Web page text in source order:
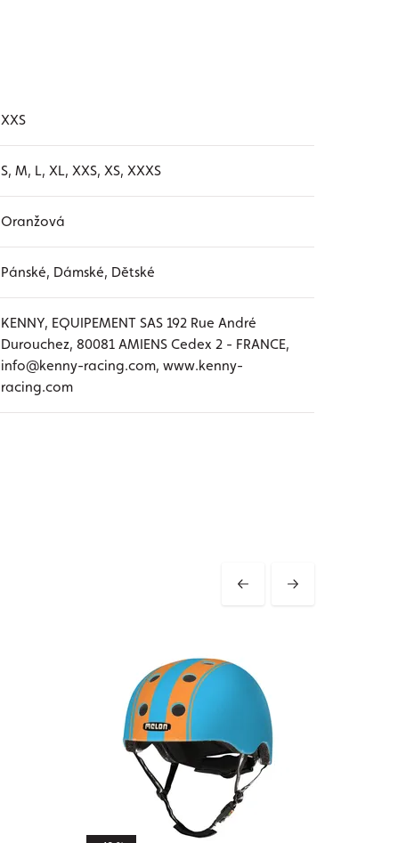
XXS
S, M, L, XL, XXS, XS, XXXS
Oranžová
Pánské, Dámské, Dětské
KENNY, EQUIPEMENT SAS 192 Rue André
Durouchez, 80081 AMIENS Cedex 2 - FRANCE,
info@kenny-racing.com, www.kenny-
racing.com